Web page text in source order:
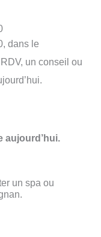
dans le
un conseil ou
aujourd’hui.
un spa ou